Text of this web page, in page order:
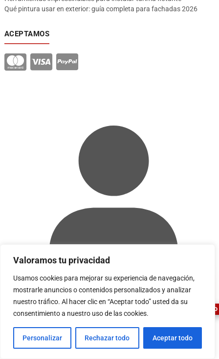
Valoramos tu privacidad
Usamos cookies para mejorar su experiencia de navegación,
mostrarle anuncios o contenidos personalizados y analizar
nuestro tráfico. Al hacer clic en “Aceptar todo” usted da su
consentimiento a nuestro uso de las cookies.
Personalizar Rechazar todo Aceptar todo
Qué pintura usar en exterior: guía completa para fachadas 2026
ACEPTAMOS
Acceder
ASESOR FERRETERO